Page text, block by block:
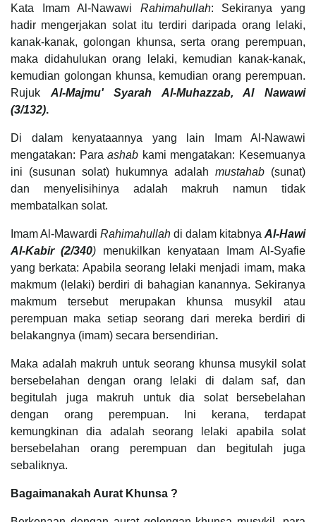
Kata Imam Al-Nawawi Rahimahullah: Sekiranya yang
hadir mengerjakan solat itu terdiri daripada orang lelaki,
kanak-kanak, golongan khunsa, serta orang perempuan,
maka didahulukan orang lelaki, kemudian kanak-kanak,
kemudian golongan khunsa, kemudian orang perempuan.
Rujuk Al-Majmu' Syarah Al-Muhazzab, Al Nawawi
(3/132).
Di dalam kenyataannya yang lain Imam Al-Nawawi
mengatakan: Paraashab kami mengatakan: Kesemuanya
ini (susunan solat) hukumnya adalah mustahab (sunat)
dan menyelisihinya adalah makruh namun tidak
membatalkan solat.
Imam Al-Mawardi Rahimahullah di dalam kitabnya Al-Hawi
Al-Kabir (2/340) menukilkan kenyataan Imam Al-Syafie
yang berkata: Apabila seorang lelaki menjadi imam, maka
makmum (lelaki) berdiri di bahagian kanannya. Sekiranya
makmum tersebut merupakan khunsa musykil atau
perempuan maka setiap seorang dari mereka berdiri di
belakangnya (imam) secara bersendirian.
Maka adalah makruh untuk seorang khunsa musykil solat
bersebelahan dengan orang lelaki di dalam saf, dan
begitulah juga makruh untuk dia solat bersebelahan
dengan orang perempuan. Ini kerana, terdapat
kemungkinan dia adalah seorang lelaki apabila solat
bersebelahan orang perempuan dan begitulah juga
sebaliknya.
Bagaimanakah Aurat Khunsa ?